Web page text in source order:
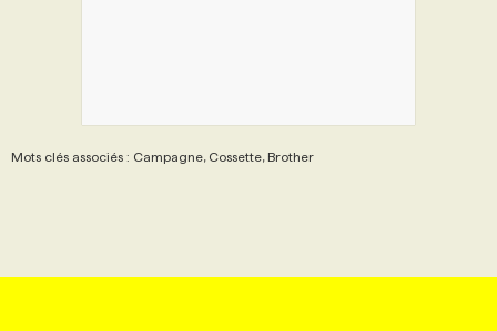
Mots clés associés : Campagne, Cossette, Brother